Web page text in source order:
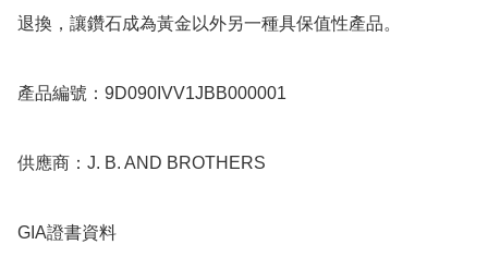
退換，讓鑽石成為黃金以外另一種具保值性產品。
產品編號：9D090IVV1JBB000001
供應商：J. B. AND BROTHERS
GIA證書資料